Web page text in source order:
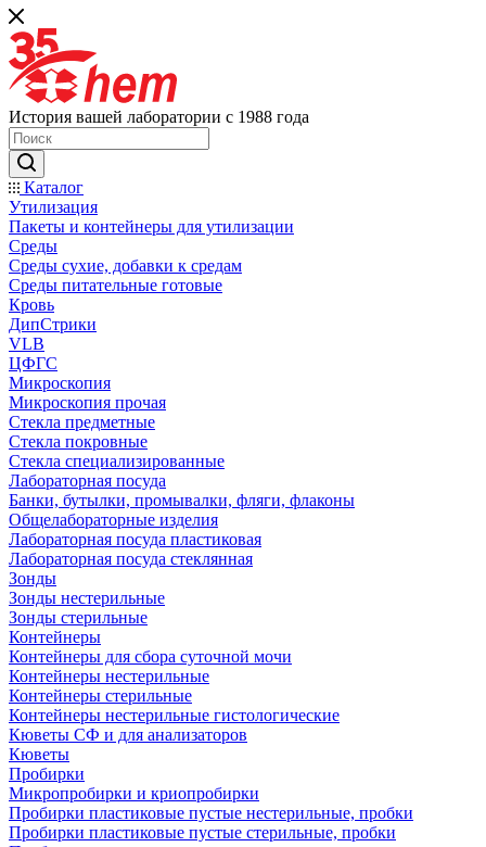
История вашей лаборатории с 1988 года
Каталог
Утилизация
Пакеты и контейнеры для утилизации
Среды
Среды сухие, добавки к средам
Среды питательные готовые
Кровь
ДипСтрики
VLB
ЦФГС
Микроскопия
Микроскопия прочая
Стекла предметные
Стекла покровные
Стекла специализированные
Лабораторная посуда
Банки, бутылки, промывалки, фляги, флаконы
Общелабораторные изделия
Лабораторная посуда пластиковая
Лабораторная посуда стеклянная
Зонды
Зонды нестерильные
Зонды стерильные
Контейнеры
Контейнеры для сбора суточной мочи
Контейнеры нестерильные
Контейнеры стерильные
Контейнеры нестерильные гистологические
Кюветы СФ и для анализаторов
Кюветы
Пробирки
Микропробирки и криопробирки
Пробирки пластиковые пустые нестерильные, пробки
Пробирки пластиковые пустые стерильные, пробки